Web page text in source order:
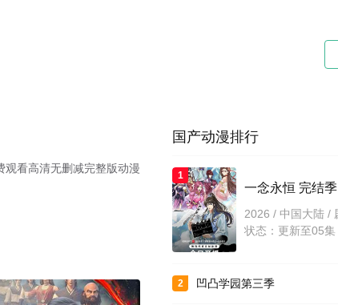
看高清无删减完整版动漫
国产动漫排行
1
一念永恒 完结季
状态：更新至05集
2 凹凸学园第三季